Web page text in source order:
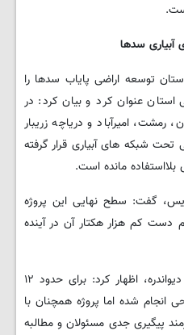
آبیاری سدها
توسعه اراضی پایاب سدها را
عنوان کرد و بیان کرد: در
رمشت، امیرآباد و دریاچه زریبار
هکتار اراضی تحت شبکه های آبیاری قرار گرفته
مانده است.
گفت: سطح نهایی این پروژه
دست کم هزار هکتار آن در آینده
وی همچنین درباره سد سیازاخ و دیواندره، اظهار کرد: برای حدود ۱۲
انجام شده اما پروژه همچنان با
پیگیری جدی مسئولان و مطالبه